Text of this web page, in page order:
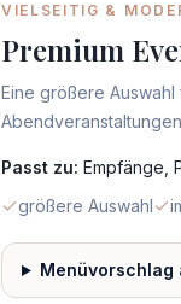
VIELSEITIG &
Premium
Eine größere
Passt zu: Empfänge,
größere Auswahl
Menüvorschlag